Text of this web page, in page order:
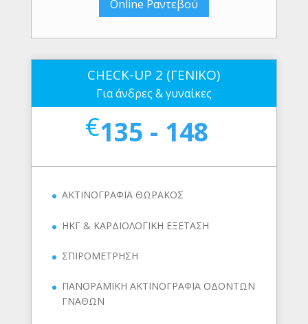
Online Ραντεβού
CHECK-UP 2 (ΓΕΝΙΚΟ)
Για άνδρες & γυναίκες
€135 - 148
ΑΚΤΙΝΟΓΡΑΦΙΑ ΘΩΡΑΚΟΣ
ΗΚΓ & ΚΑΡΔΙΟΛΟΓΙΚΗ ΕΞΕΤΑΣΗ
ΣΠΙΡΟΜΕΤΡΗΣΗ
ΠΑΝΟΡΑΜΙΚΗ ΑΚΤΙΝΟΓΡΑΦΙΑ ΟΔΟΝΤΩΝ
ΓΝΑΘΩΝ